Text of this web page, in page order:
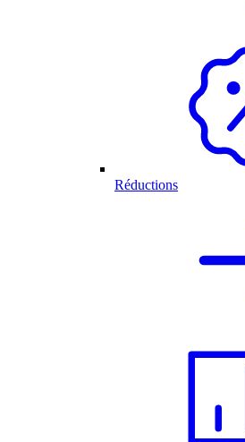
Réductions